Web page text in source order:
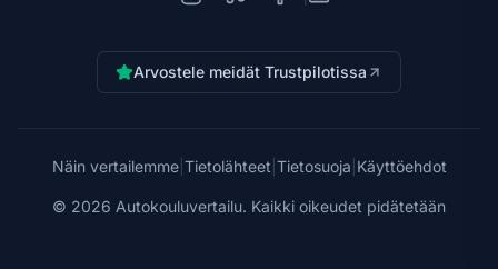
Arvostele meidät Trustpilotissa
Näin vertailemme| Tietolähteet Tietosuoja Käyttöehdot
© 2026 Autokouluvertailu. Kaikki oikeudet pidätetään